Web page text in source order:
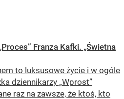
Franza Kafki. „Świetna
to luksusowe życie i w ogóle
dziennikarzy „Wprost”
raz na zawsze, że ktoś, kto